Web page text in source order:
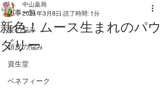
記事一覧
髪の悩み
頭皮の悩み
資生堂
ベネフィーク
新色！ムース生まれのパウ
ダリー
中山薬局
2021年3月8日 読了時間: 1分